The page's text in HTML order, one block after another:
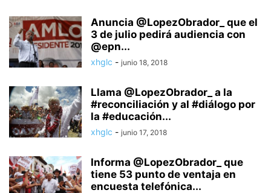
Anuncia @LopezObrador_ que el
3 de julio pedirá audiencia con
@epn...
xhglc - junio 18, 2018
Llama @LopezObrador_ a la
#reconciliación y al #diálogo por
la #educación...
xhglc - junio 17, 2018
Informa @LopezObrador_ que
tiene 53 punto de ventaja en
encuesta telefónica...